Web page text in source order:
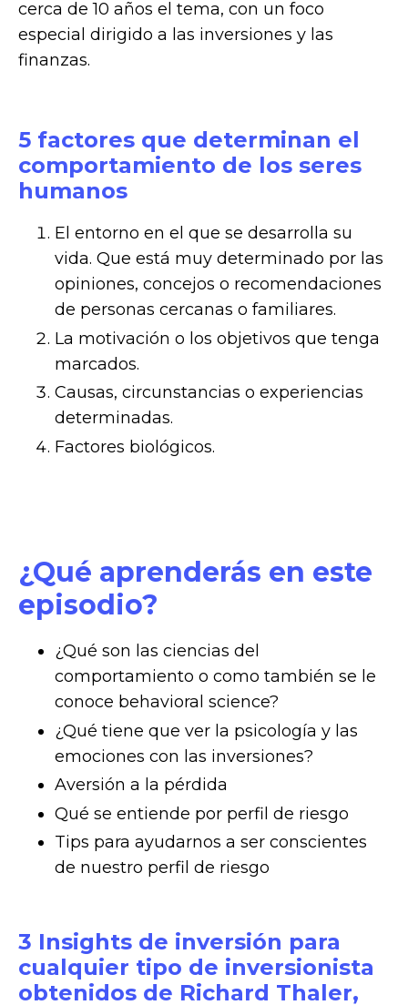
cerca de 10 años el tema, con un foco
especial dirigido a las inversiones y las
finanzas.
5 factores que determinan el
comportamiento de los seres
humanos
El entorno en el que se desarrolla su
vida. Que está muy determinado por las
opiniones, concejos o recomendaciones
de personas cercanas o familiares.
La motivación o los objetivos que tenga
marcados.
Causas, circunstancias o experiencias
determinadas.
Factores biológicos.
¿Qué aprenderás en este
episodio?
¿Qué son las ciencias del
comportamiento o como también se le
conoce behavioral science?
¿Qué tiene que ver la psicología y las
emociones con las inversiones?
Aversión a la pérdida
Qué se entiende por perfil de riesgo
Tips para ayudarnos a ser conscientes
de nuestro perfil de riesgo
3 Insights de inversión para
cualquier tipo de inversionista
obtenidos de Richard Thaler,